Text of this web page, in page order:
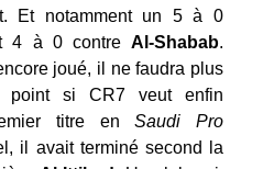
Et notamment un 5 à 0
4 à 0 contreAl-Shabab.
joué, il ne faudra plus
point si CR7 veut enfin
titre enSaudi Pro
il avait terminé second la